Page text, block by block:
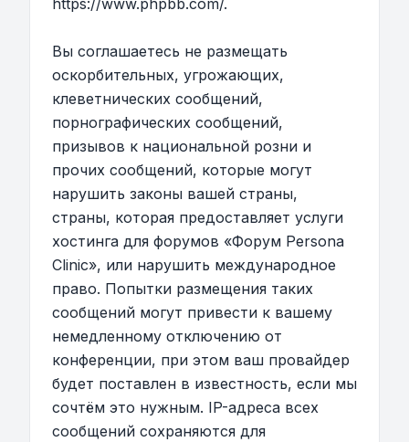
https://www.phpbb.com/.
Вы соглашаетесь не размещать
оскорбительных, угрожающих,
клеветнических сообщений,
порнографических сообщений,
призывов к национальной розни и
прочих сообщений, которые могут
нарушить законы вашей страны,
страны, которая предоставляет услуги
хостинга для форумов «Форум Persona
Clinic», или нарушить международное
право. Попытки размещения таких
сообщений могут привести к вашему
немедленному отключению от
конференции, при этом ваш провайдер
будет поставлен в известность, если мы
сочтём это нужным. IP-адреса всех
сообщений сохраняются для